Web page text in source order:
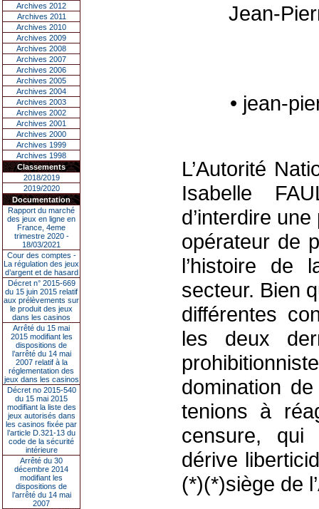
Archives 2012
Archives 2011
Archives 2010
Archives 2009
Archives 2008
Archives 2007
Archives 2006
Archives 2005
Archives 2004
Archives 2003
Archives 2002
Archives 2001
Archives 2000
Archives 1999
Archives 1998
Classements
2018/2019
2019/2020
Documentation
Rapport du marché
des jeux en ligne en
France, 4eme
trimestre 2020 -
18/03/2021
Cour des comptes -
La régulation des jeux
d’argent et de hasard
Décret n° 2015-669
du 15 juin 2015 relatif
aux prélèvements sur
le produit des jeux
dans les casinos
Arrêté du 15 mai
2015 modifiant les
dispositions de
l’arrêté du 14 mai
2007 relatif à la
réglementation des
jeux dans les casinos
Décret no 2015-540
du 15 mai 2015
modifiant la liste des
jeux autorisés dans
les casinos fixée par
l’article D.321-13 du
code de la sécurité
intérieure
Arrêté du 30
décembre 2014
modifiant les
dispositions de
l’arrêté du 14 mai
2007
Jean-
• jean-
L’Autorité
Isabelle
d’interdire
opérateur de
l’histoire de
secteur. Bien
différentes
les deux
domination
tenions à
censure, qui
dérive
(*)(*)siège de